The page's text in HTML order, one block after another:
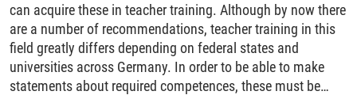
can acquire these in teacher training. Although by now there
are a number of recommendations, teacher training in this
field greatly differs depending on federal states and
universities across Germany. In order to be able to make
statements about required competences, these must be